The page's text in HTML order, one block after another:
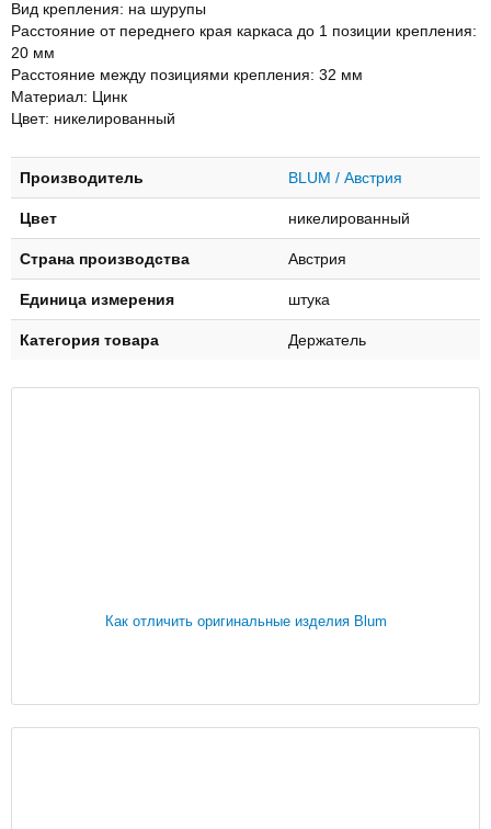
Вид крепления: на шурупы
Расстояние от переднего края каркаса до 1 позиции крепления:
20 мм
Расстояние между позициями крепления: 32 мм
Maтeриaл: Цинк
Цвет: никелированный
Производитель BLUM / Австрия
Цвет никелированный
Страна производства Австрия
Единица измерения штука
Категория товара Держатель
Как отличить оригинальные изделия Blum